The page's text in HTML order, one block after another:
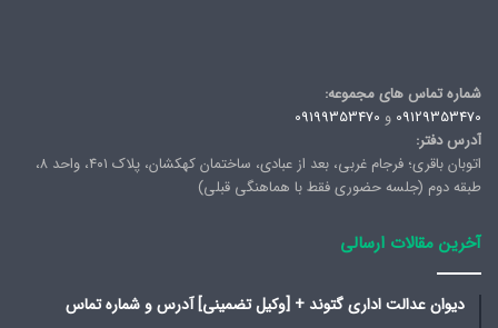
شماره تماس های مجموعه:
09129353470 و 09199353470
آدرس دفتر:
اتوبان باقری؛ فرجام غربی، بعد از عبادی، ساختمان کهکشان، پلاک ۴۰۱، واحد ۸،
طبقه دوم (جلسه حضوری فقط با هماهنگی قبلی)
آخرین مقالات ارسالی
دیوان عدالت اداری گتوند + [وکیل تضمینی] آدرس و شماره تماس